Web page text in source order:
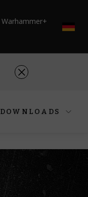
Warhammer+
DOWNLOADS